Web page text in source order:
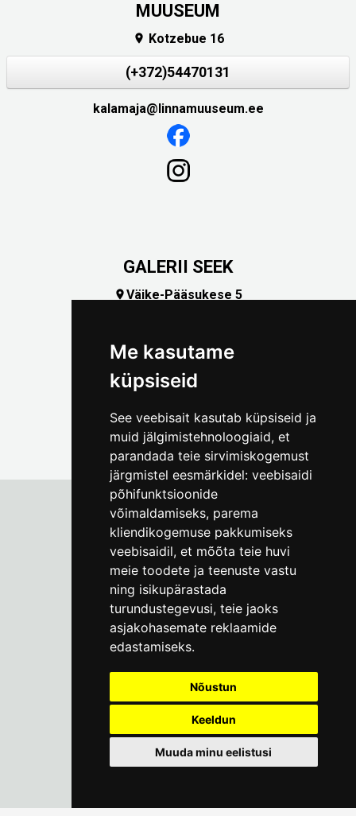
Me kasutame
küpsiseid
See veebisait kasutab küpsiseid ja
muid jälgimistehnoloogiaid, et
parandada teie sirvimiskogemust
järgmistel eesmärkidel: veebisaidi
põhifunktsioonide
võimaldamiseks, parema
kliendikogemuse pakkumiseks
veebisaidil, et mõõta teie huvi
meie toodete ja teenuste vastu
ning isikupärastada
turundustegevusi, teie jaoks
asjakohasemate reklaamide
edastamiseks.
Nõustun
Keeldun
Muuda minu eelistusi
MUUSEUM
 Kotzebue 16
(+372)54470131
kalamaja@linnamuuseum.ee
GALERII SEEK
Väike-Pääsukese 5
Tallinna Linnamuuseum
Vene 17
E-R kell 9-17(+372) 610 4178
info@linnamuuseum.ee
Küpsisepoliitika